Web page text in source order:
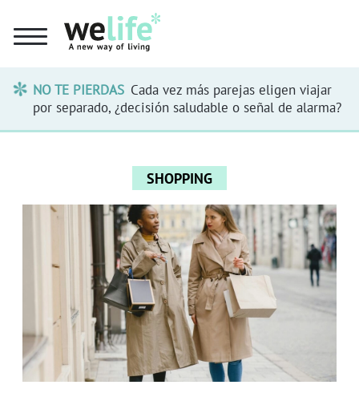
NO TE PIERDAS Cada vez más parejas eligen viajar
por separado, ¿decisión saludable o señal de alarma?
SHOPPING